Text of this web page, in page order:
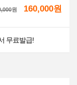
원 160,000원
무료발급!